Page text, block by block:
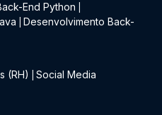
End Python
Desenvolvimento Back-
(RH)
Social Media